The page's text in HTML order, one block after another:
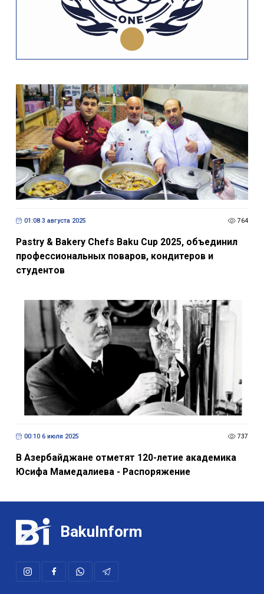
01:08 3 августа 2025 764
Pastry & Bakery Chefs Baku Cup 2025, объединил
профессиональных поваров, кондитеров и
студентов
00:10 6 июля 2025 737
В Азербайджане отметят 120-летие академика
Юсифа Мамедалиева - Распоряжение
BakuInform